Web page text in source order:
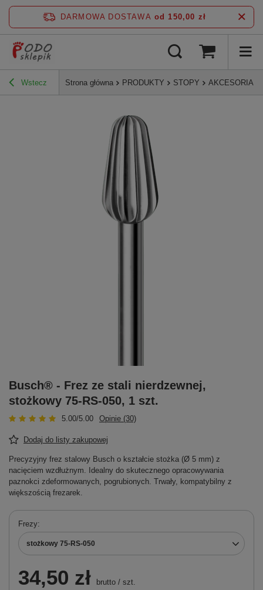
DARMOWA DOSTAWA od 150,00 zł
Wstecz Strona główna PRODUKTY STOPY AKCESORIA
Busch® - Frez ze stali nierdzewnej,
stożkowy 75-RS-050, 1 szt.
5.00/5.00 Opinie (30)
Dodaj do listy zakupowej
Precyzyjny frez stalowy Busch o kształcie stożka (Ø 5 mm) z
nacięciem wzdłużnym. Idealny do skutecznego opracowywania
paznokci zdeformowanych, pogrubionych. Trwały, kompatybilny z
większością frezarek.
Frezy
stożkowy 75-RS-050
34,50 zł brutto / szt.